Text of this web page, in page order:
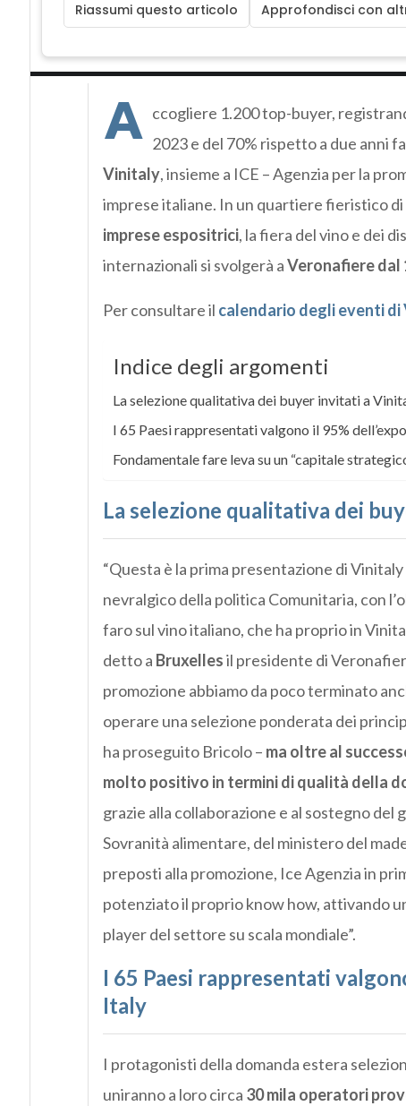
Riassumi questo articolo Approfondisci con
A ccogliere 1.200 top-buyer,
2023 e del 70% rispetto a due anni
Vinitaly, insieme a ICE – Agenzia per la
imprese italiane. In un quartiere fieristico di
imprese espositrici, la fiera del vino e dei
internazionali si svolgerà aVeronafiere dal
Per consultare il calendario degli eventi di
Indice degli argomenti
La selezione qualitativa dei buyer invitati a
I 65 Paesi rappresentati valgono il 95%
Fondamentale fare leva su un “capitale
La selezione qualitativa dei
“Questa è la prima presentazione di
nevralgico della politica Comunitaria, con
faro sul vino italiano, che ha proprio in
detto a Bruxellesil presidente di
promozione abbiamo da poco terminato
operare una selezione ponderata dei
ha proseguito Bricolo – ma oltre al
molto positivo in termini di qualità della
grazie alla collaborazione e al sostegno
Sovranità alimentare, del ministero del
preposti alla promozione, Ice Agenzia in
potenziato il proprio know how, attivando
player del settore su scala mondiale”.
I 65 Paesi rappresentati
Italy
I protagonisti della domanda estera
uniranno a loro circa 30 mila operatori